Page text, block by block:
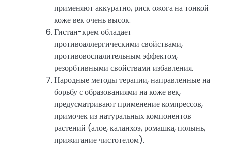
применяют аккуратно, риск ожога на тонкой
коже век очень высок.
Гистан-крем обладает
противоаллергическими свойствами,
противовоспалительным эффектом,
резорбтивными свойствами избавления.
Народные методы терапии, направленные на
борьбу с образованиями на коже век,
предусматривают применение компрессов,
примочек из натуральных компонентов
растений (алое, каланхоэ, ромашка, полынь,
прижигание чистотелом).